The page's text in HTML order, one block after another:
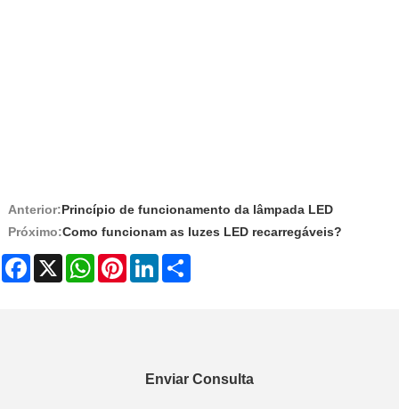
Anterior:Princípio de funcionamento da lâmpada LED
Próximo:Como funcionam as luzes LED recarregáveis?
Facebook
X WhatsApp
PinterestLinkedIn
Enviar Consulta